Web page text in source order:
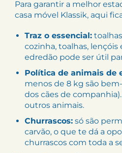
Para garantir a melhor
casa móvel Klassik, aqui
Traz o essencial:
cozinha, toalhas, lençóis
edredão pode ser útil
Política de animais de
menos de 8 kg são
dos cães de
outros animais.
Churrascos: só são
carvão, o que te dá a
churrascos com toda a